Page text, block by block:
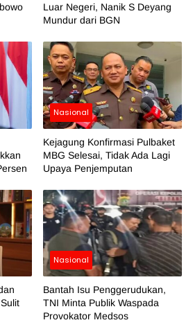
Luar Negeri, Nanik S Deyang
Mundur dari BGN
Nasional
Kejagung Konfirmasi Pulbaket
MBG Selesai, Tidak Ada Lagi
Upaya Penjemputan
Nasional
Bantah Isu Penggerudukan,
TNI Minta Publik Waspada
Provokator Medsos